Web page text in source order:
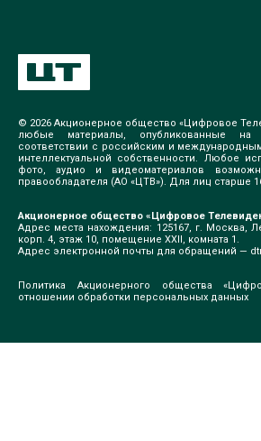
© 2026 Акционерное общество «Цифровое
любые материалы, опубликованные
соответствии с российским и
интеллектуальной собственности. Любое
фото, аудио и видеоматериалов
правообладателя (АО «ЦТВ»). Для лиц старше
Акционерное общество «Цифровое
Адрес места нахождения: 125167, г. Москва,
корп. 4, этаж 10, помещение XXII, комната 1.
Адрес электронной почты для обращений —
Политика Акционерного общества
отношении обработки персональных данных